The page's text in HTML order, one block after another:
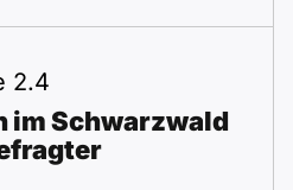
2.4
im Schwarzwald